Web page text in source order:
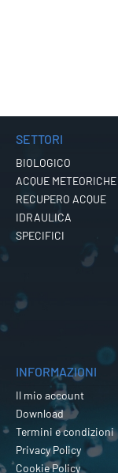
SETTORI
BIOLOGICO
ACQUE METEORICHE
RECUPERO ACQUE
IDRAULICA
SPECIFICI
INFORMAZIONI
Il mio account
Download
Termini e condizioni
Privacy Policy
Cookie Policy